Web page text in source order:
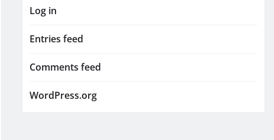
Log in
Entries feed
Comments feed
WordPress.org